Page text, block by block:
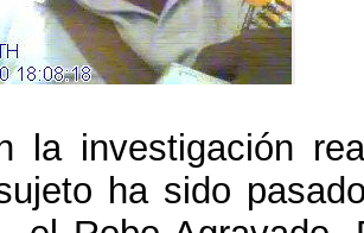
la investigación
ha sido